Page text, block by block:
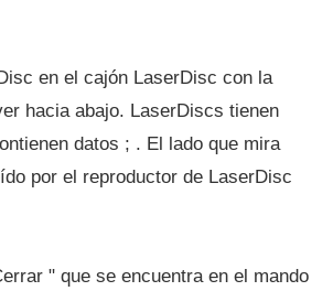
en el cajón LaserDisc con la
hacia abajo. LaserDiscs tienen
datos ; . El lado que mira
por el reproductor de LaserDisc
" que se encuentra en el mando